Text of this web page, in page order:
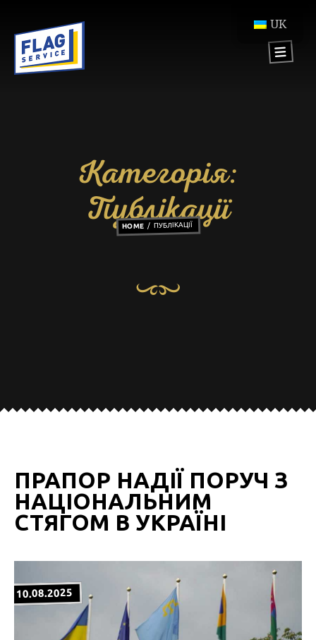
Категорія:
Публікації
HOME ПУБЛІКАЦІЇ
ПРАПОР НАДІЇ ПОРУЧ З
НАЦІОНАЛЬНИМ
СТЯГОМ В УКРАЇНІ
10.08.2025
UK